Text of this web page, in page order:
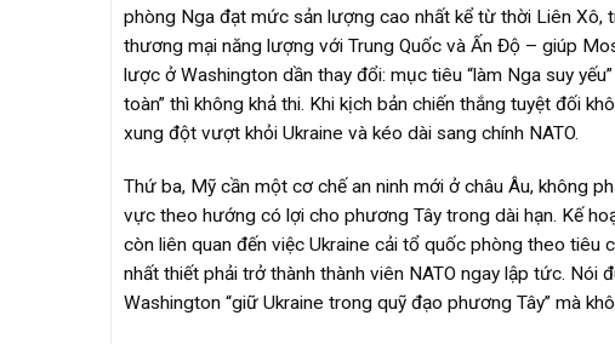
phòng Nga đạt mức sản lượng cao nhất kể từ thời Liên Xô,
thương mại năng lượng với Trung Quốc và Ấn Độ – giúp
lược ở Washington dần thay đổi: mục tiêu “làm Nga suy
toàn” thì không khả thi. Khi kịch bản chiến thắng tuyệt đối
xung đột vượt khỏi Ukraine và kéo dài sang chính NATO.
Thứ ba, Mỹ cần một cơ chế an ninh mới ở châu Âu, không
vực theo hướng có lợi cho phương Tây trong dài hạn. Kế
còn liên quan đến việc Ukraine cải tổ quốc phòng theo tiêu
nhất thiết phải trở thành thành viên NATO ngay lập tức. Nói
Washington “giữ Ukraine trong quỹ đạo phương Tây” mà